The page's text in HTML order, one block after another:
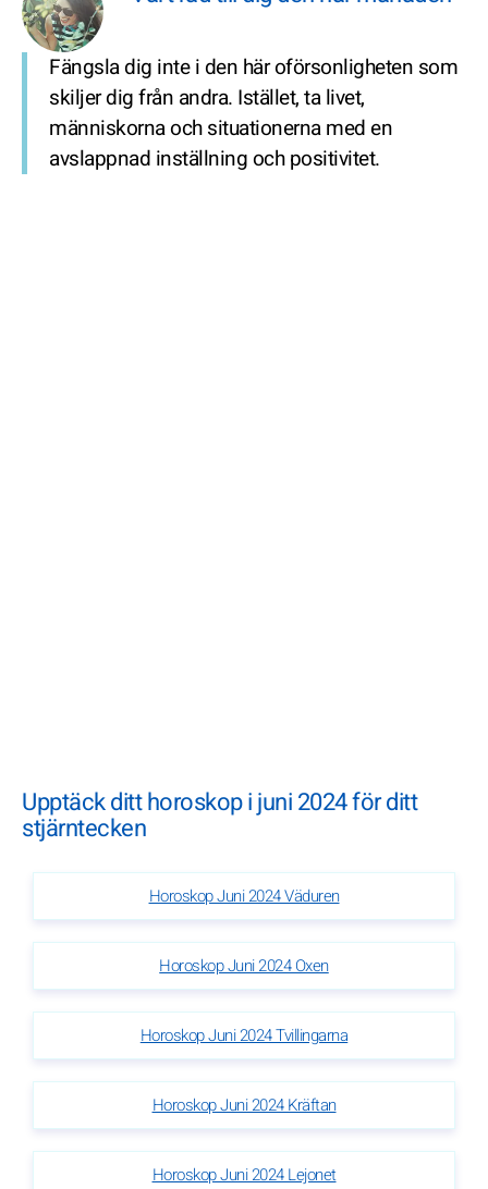
Fängsla dig inte i den här oförsonligheten som
skiljer dig från andra. Istället, ta livet,
människorna och situationerna med en
avslappnad inställning och positivitet.
Upptäck ditt horoskop i juni 2024 för ditt
stjärntecken
Horoskop Juni 2024 Väduren
Horoskop Juni 2024 Oxen
Horoskop Juni 2024 Tvillingarna
Horoskop Juni 2024 Kräftan
Horoskop Juni 2024 Lejonet